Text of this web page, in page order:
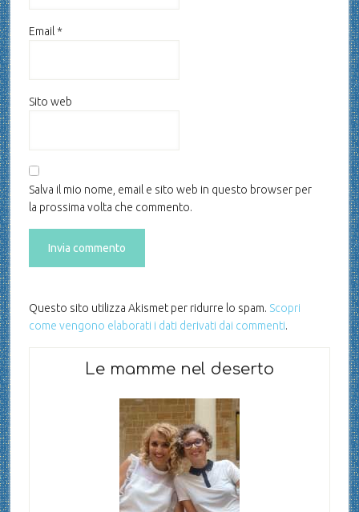
Email *
Sito web
Salva il mio nome, email e sito web in questo browser per
la prossima volta che commento.
Questo sito utilizza Akismet per ridurre lo spam. Scopri
come vengono elaborati i dati derivati dai commenti.
Le mamme nel deserto